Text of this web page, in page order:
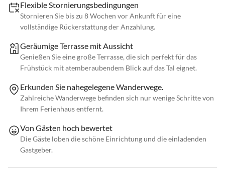
Flexible Stornierungsbedingungen
Stornieren Sie bis zu 8 Wochen vor Ankunft für eine
vollständige Rückerstattung der Anzahlung.
Geräumige Terrasse mit Aussicht
Genießen Sie eine große Terrasse, die sich perfekt für das
Frühstück mit atemberaubendem Blick auf das Tal eignet.
Erkunden Sie nahegelegene Wanderwege.
Zahlreiche Wanderwege befinden sich nur wenige Schritte von
Ihrem Ferienhaus entfernt.
Von Gästen hoch bewertet
Die Gäste loben die schöne Einrichtung und die einladenden
Gastgeber.